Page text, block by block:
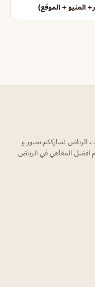
المنيو + الموقع)
الرياض نشارككم بصور و
افضل المقاهي في الرياض